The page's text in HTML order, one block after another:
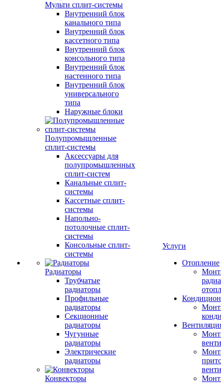
Мульти сплит-системы
Внутренний блок
канального типа
Внутренний блок
кассетного типа
Внутренний блок
консольного типа
Внутренний блок
настенного типа
Внутренний блок
универсального
типа
Наружные блоки
Полупромышленные
сплит-системы
Аксессуары для
полупромышленных
сплит-систем
Канальные сплит-
системы
Кассетные сплит-
системы
Напольно-
потолочные сплит-
системы
Консольные сплит-
системы
Радиаторы
Трубчатые
радиаторы
Профильные
радиаторы
Секционные
радиаторы
Чугунные
радиаторы
Электрические
радиаторы
Конвекторы
Услуги
Отопление